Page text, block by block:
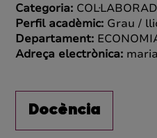
Categoria:
Perfil acadèmic: Grau /
Departament:
Adreça electrònica:
Docència